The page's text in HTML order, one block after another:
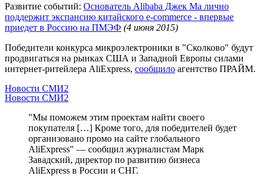
Развитие событий: Основатель Alibaba Джек Ма лично
поддержит экспансию китайского e-commerce - впервые
приедет в Россию на ПМЭФ (4 июня 2015)
Победители конкурса микроэлектроники в "Сколково" будут
продвигаться на рынках США и Западной Европы силами
интернет-ритейлера AliExpress, сообщило агентство ПРАЙМ.
Новости СМИ2
Новости СМИ2
"Мы поможем этим проектам найти своего
покупателя […] Кроме того, для победителей будет
организовано промо на сайте глобального
AliExpress" — сообщил журналистам Марк
Завадский, директор по развитию бизнеса
AliExpress в России и СНГ.